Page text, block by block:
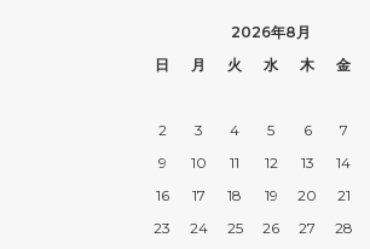
2026年8月
日
月 火 水 木 金
2
3 4 5 6 7
9
10 11 12 13 14
16
17 18 19 20 21
23
24 25 26 27 28